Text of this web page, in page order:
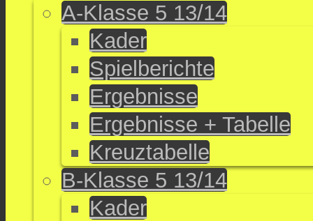
A-Klasse 5 13/14
Kader
Spielberichte
Ergebnisse
Ergebnisse + Tabelle
Kreuztabelle
B-Klasse 5 13/14
Kader